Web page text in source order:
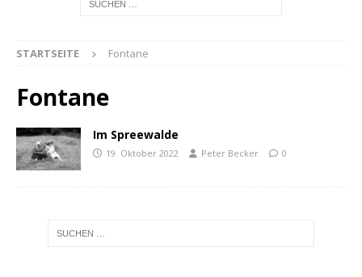
STARTSEITE Fontane
Fontane
Im Spreewalde
19. Oktober 2022 Peter Becker 0